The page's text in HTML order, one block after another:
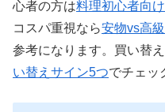
心者の方は料理初心者向
コスパ重視なら安物vs高
参考になります。買い替
い替えサイン5つでチェッ